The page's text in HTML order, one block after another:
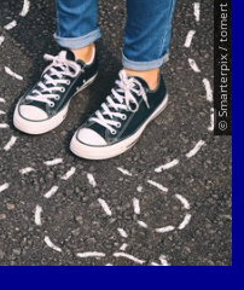
© Smarterpix / tomert